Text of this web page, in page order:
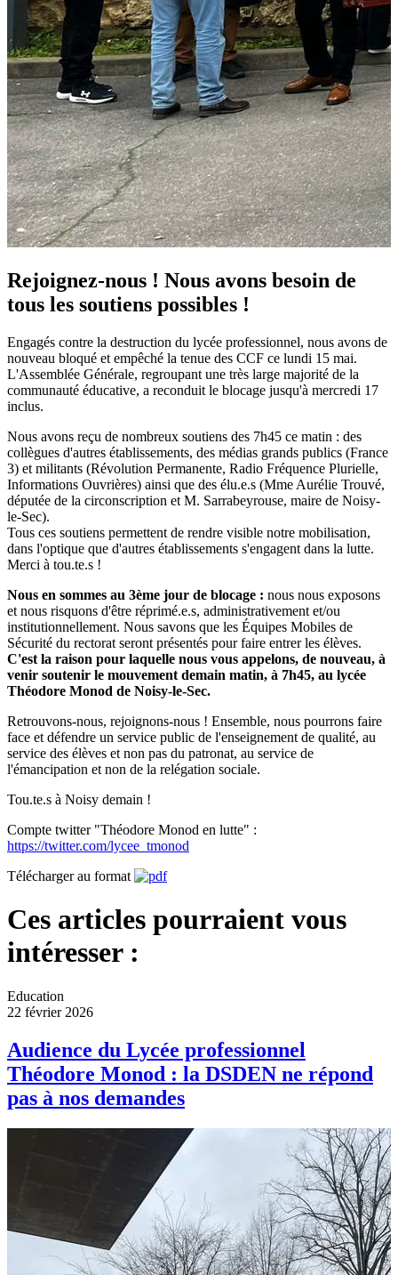
Rejoignez-nous ! Nous avons besoin de
tous les soutiens possibles !
Engagés contre la destruction du lycée professionnel, nous avons de
nouveau bloqué et empêché la tenue des CCF ce lundi 15 mai.
L'Assemblée Générale, regroupant une très large majorité de la
communauté éducative, a reconduit le blocage jusqu'à mercredi 17
inclus.
Nous avons reçu de nombreux soutiens des 7h45 ce matin : des
collègues d'autres établissements, des médias grands publics (France
3) et militants (Révolution Permanente, Radio Fréquence Plurielle,
Informations Ouvrières) ainsi que des élu.e.s (Mme Aurélie Trouvé,
députée de la circonscription et M. Sarrabeyrouse, maire de Noisy-
le-Sec).
Tous ces soutiens permettent de rendre visible notre mobilisation,
dans l'optique que d'autres établissements s'engagent dans la lutte.
Merci à tou.te.s !
Nous en sommes au 3ème jour de blocage : nous nous exposons
et nous risquons d'être réprimé.e.s, administrativement et/ou
institutionnellement. Nous savons que les Équipes Mobiles de
Sécurité du rectorat seront présentés pour faire entrer les élèves.
C'est la raison pour laquelle nous vous appelons, de nouveau, à
venir soutenir le mouvement demain matin, à 7h45, au lycée
Théodore Monod de Noisy-le-Sec.
Retrouvons-nous, rejoignons-nous ! Ensemble, nous pourrons faire
face et défendre un service public de l'enseignement de qualité, au
service des élèves et non pas du patronat, au service de
l'émancipation et non de la relégation sociale.
Tou.te.s à Noisy demain !
Compte twitter "Théodore Monod en lutte" :
https://twitter.com/lycee_tmonod
Télécharger au format
Ces articles pourraient vous
intéresser :
Education
22 février 2026
Audience du Lycée professionnel
Théodore Monod : la DSDEN ne répond
pas à nos demandes